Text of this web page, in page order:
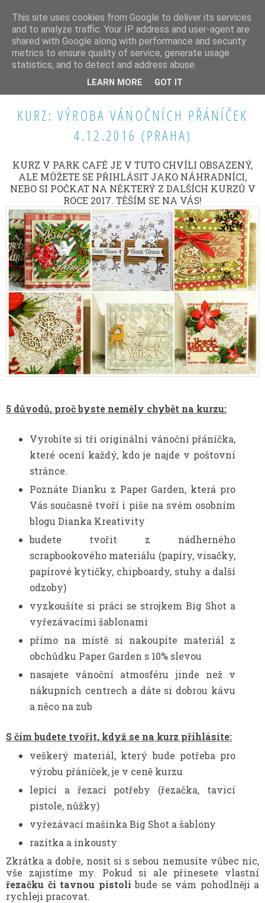
NEDĚLE 20. LISTOPADU 2016
KURZ: VÝROBA VÁNOČNÍCH PŘÁNÍČEK
4.12.2016 (PRAHA)
KURZ V PARK CAFÉ JE V TUTO CHVÍLI OBSAZENÝ,
ALE MŮŽETE SE PŘIHLÁSIT JAKO NÁHRADNÍCI,
NEBO SI POČKAT NA NĚKTERÝ Z DALŠÍCH KURZŮ V
ROCE 2017. TĚŠÍM SE NA VÁS!
5 důvodů, proč byste neměly chybět na kurzu:
Vyrobíte si tři originální vánoční přáníčka,
které ocení každý, kdo je najde v poštovní
stránce.
Poznáte Dianku z Paper Garden, která pro
Vás současně tvoří i píše na svém osobním
blogu Dianka Kreativity
budete tvořit z nádherného
scrapbookového materiálu (papíry, visačky,
papírové kytičky, chipboardy, stuhy a další
odzoby)
vyzkoušíte si práci se strojkem Big Shot a
vyřezávacími šablonami
přímo na místě si nakoupíte materiál z
obchůdku Paper Garden s 10% slevou
nasajete vánoční atmosféru jinde než v
nákupních centrech a dáte si dobrou kávu
a něco na zub
S čím budete tvořit, když se na kurz přihlásíte:
veškerý materiál, který bude potřeba pro
výrobu přáníček, je v ceně kurzu
lepicí a řezací potřeby (řezačka, tavicí
pistole, nůžky)
vyřezávací mašinka Big Shot a šablony
razítka a inkousty
Zkrátka a dobře, nosit si s sebou nemusíte vůbec nic,
vše zajistíme my. Pokud si ale přinesete vlastní
řezačku či tavnou pistoli bude se vám pohodlněji a
rychleji pracovat.
This site uses cookies from Google to deliver its services
and to analyze traffic. Your IP address and user-agent are
shared with Google along with performance and security
metrics to ensure quality of service, generate usage
statistics, and to detect and address abuse.
LEARN MORE GOT IT